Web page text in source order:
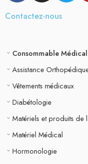
Contactez-nous
Consommable Médical
Assistance
Vêtements médicaux
Diabétologie
Matériels et produits de
Matériel Médical
Hormonologie